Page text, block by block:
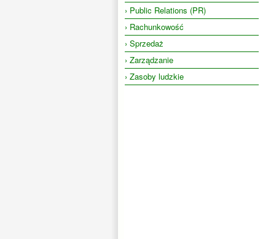
› Public Relations (PR)
› Rachunkowość
› Sprzedaż
› Zarządzanie
› Zasoby ludzkie